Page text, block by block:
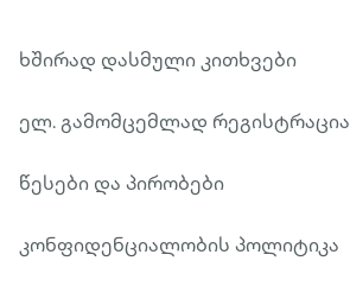
ხშირად დასმული კითხვები
ელ. გამომცემლად რეგისტრაცია
წესები და პირობები
კონფიდენციალობის პოლიტიკა